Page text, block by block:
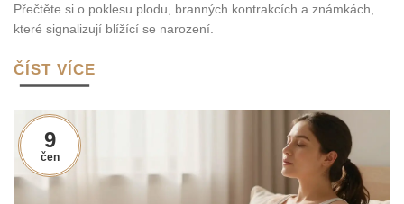
Přečtěte si o poklesu plodu, branných kontrakcích a známkách,
které signalizují blížící se narození.
ČÍST VÍCE
9
čen